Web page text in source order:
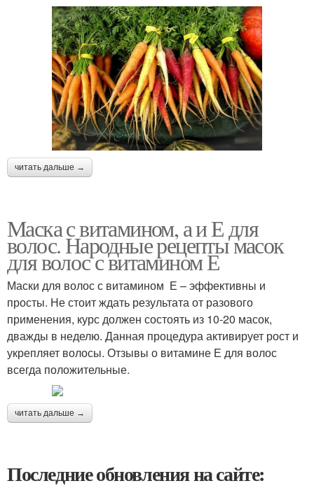
читать дальше →
Маска с витамином, а и Е для
волос. Народные рецепты масок
для волос с витамином Е
Маски для волос с витамином Е – эффективны и
просты. Не стоит ждать результата от разового
применения, курс должен состоять из 10-20 масок,
дважды в неделю. Данная процедура активирует рост и
укрепляет волосы. Отзывы о витамине Е для волос
всегда положительные.
читать дальше →
Последние обновления на сайте: